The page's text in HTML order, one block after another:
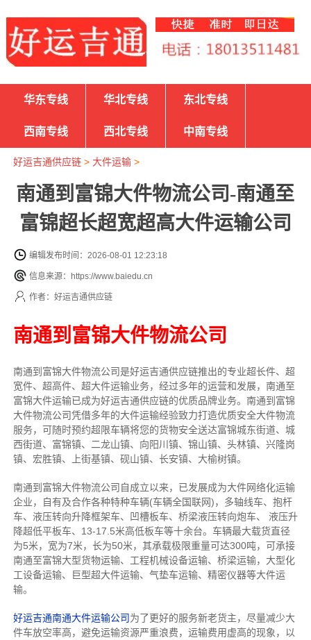
华东专线 华北专线 东北专线
西南专线 西北专线 中南专线
好运吉通供应链> 大件运输>
南通到富锦大件物流公司-南通至
富锦超长超宽超高大件运输公司
编辑发布时间：2026-08-01 12:23:18
信息来源：https://www.baiedu.cn
作者：好运吉通供应链
南通到富锦大件物流公司
南通到富锦大件物流公司是好运吉通供应链推出的专业超长件、超
宽件、超高件、超大件运输业务，经过多年的运营和发展，南通至
富锦大件运输已成为好运吉通供应链的优质品牌业务。南通到富锦
大件物流公司凭借多年的大件运输经验致力打造优质安全大件物流
服务，可随时预约超限车辆将您的货物安全送达富锦城东街道、城
西街道、富锦镇、二龙山镇、向阳川镇、锦山镇、头林镇、兴隆岗
镇、宏胜镇、上街基镇、砚山镇、长安镇、大榆树镇。
南通到富锦大件物流公司自成立以来，已发展成为大件网络化运输
企业，自有及合作各种特种车辆(车辆全国联网)，多轴线车、抱杆
车、液压转向升降框架车、凹槽板车、桥梁液压转向炮车、 液压升
降超低平板车、13-17.5米高低板车等十余台。车辆最大载货直径
为5米，宽为7米，长为50米，其承载极限重量可达300吨，可承接
南通至富锦大型货物运输、工程机械设备运输、桥梁运输，大型化
工设备运输、巨型超大件运输、气垫车运输、精密仪器等大件运
输。
好运吉通南通大件运输公司为了更好的服务新老货主，尽量减少大
件车放空率高，避免运输资源严重浪费，运输费用虚高的现象，以